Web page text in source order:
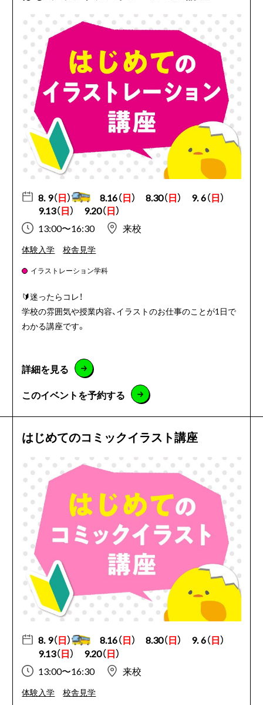
8. 9（日） 8.16（日） 8.30（日） 9. 6（日）
9.13（日） 9.20（日）
13:00〜16:30
来校
体験入学 校舎見学
イラストレーション学科
🔰迷ったらコレ！
学校の雰囲気や授業内容、イラストのお仕事のことが1日で
わかる講座です。
詳細を見る
このイベントを予約する
はじめてのコミックイラスト講座
8. 9（日） 8.16（日） 8.30（日） 9. 6（日）
9.13（日） 9.20（日）
13:00〜16:30
来校
体験入学 校舎見学